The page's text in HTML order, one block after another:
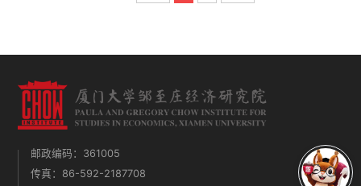
邮政编码：361005
传真：86-592-2187708